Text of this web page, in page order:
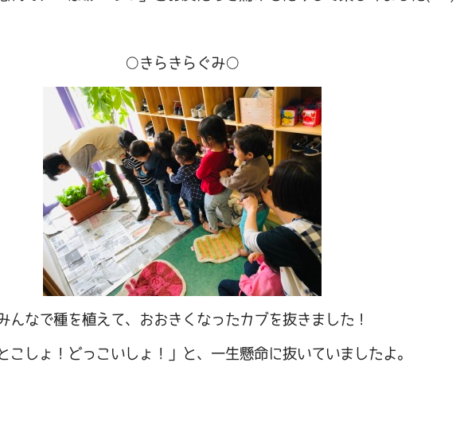
○きらきらぐみ○
んなで種を植えて、おおきくなったカブを抜きました！
こしょ！どっこいしょ！」と、一生懸命に抜いていましたよ。